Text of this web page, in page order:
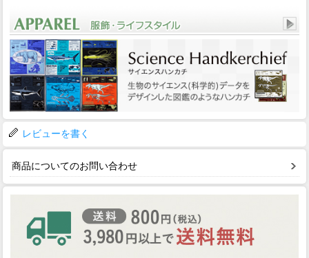
レビューを書く
商品についてのお問い合わせ